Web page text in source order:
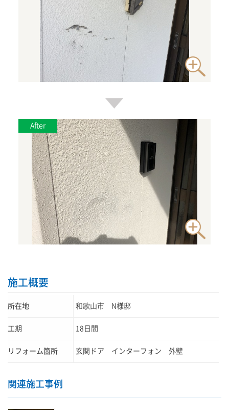
施工概要
所在地 和歌山市 N様邸
工期 18日間
リフォーム箇所 玄関ドア インターフォン 外壁
関連施工事例